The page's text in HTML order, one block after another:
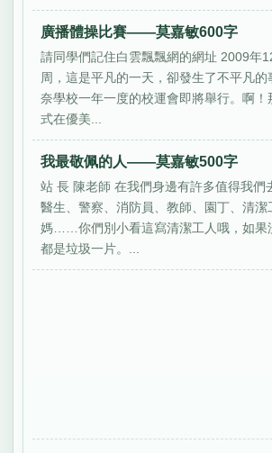
廣播體操比賽——莫嘉敏600字
請同學們記住白雲飄飄網的網址 2009年
周，這是平凡的一天，卻發生了不平凡
奈學校一年一度的校運會即將舉行。啊！
式在優美...
我最敬佩的人——莫嘉敏500字
站 長 陳老師 在我們身邊有許多值得我們
醫生、警察、消防員、教師、園丁、清潔
媽……你們別小看這寫清潔工人哦，如果
都是垃圾一片。...